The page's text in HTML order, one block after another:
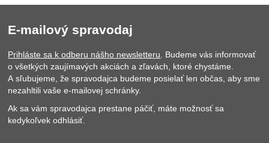
E-mailový spravodaj
Prihláste sa k odberu nášho newsletteru. Budeme vás informovať
o všetkých zaujímavých akciách a zľavách, ktoré chystáme.
A sľubujeme, že spravodajca budeme posielať len občas, aby sme
nezahltili vaše e-mailovej schránky.
Ak sa vám spravodajca prestane páčiť, máte možnosť sa
kedykoľvek odhlásiť.